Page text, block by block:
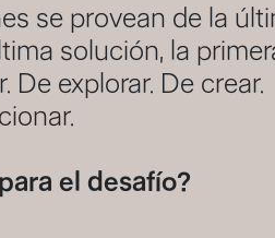
se provean de la
solución, la
De explorar. De crear.
el desafío?